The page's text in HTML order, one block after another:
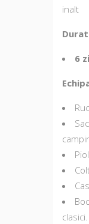
inalt
6
clasici.